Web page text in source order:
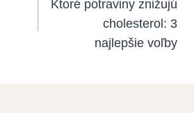
Ktoré potraviny znižujú
cholesterol: 3
najlepšie voľby